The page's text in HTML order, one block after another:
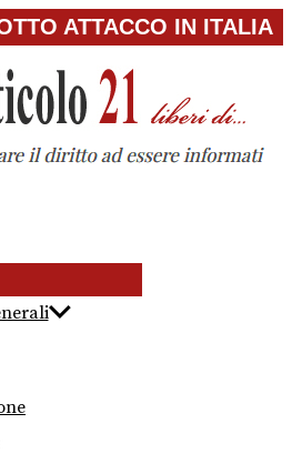
ATTACCO IN ITALIA